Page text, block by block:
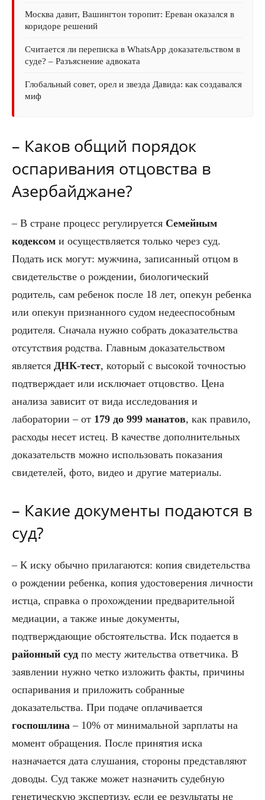
Москва давит, Вашингтон торопит: Ереван оказался в
коридоре решений
Считается ли переписка в WhatsApp доказательством в
суде? – Разъяснение адвоката
Глобальный совет, орел и звезда Давида: как создавался
миф
– Каков общий порядок
оспаривания отцовства в
Азербайджане?
– В стране процесс регулируется Семейным
кодексом и осуществляется только через суд.
Подать иск могут: мужчина, записанный отцом в
свидетельстве о рождении, биологический
родитель, сам ребенок после 18 лет, опекун ребенка
или опекун признанного судом недееспособным
родителя. Сначала нужно собрать доказательства
отсутствия родства. Главным доказательством
является ДНК-тест, который с высокой точностью
подтверждает или исключает отцовство. Цена
анализа зависит от вида исследования и
лаборатории – от 179 до 999 манатов, как правило,
расходы несет истец. В качестве дополнительных
доказательств можно использовать показания
свидетелей, фото, видео и другие материалы.
– Какие документы подаются в
суд?
– К иску обычно прилагаются: копия свидетельства
о рождении ребенка, копия удостоверения личности
истца, справка о прохождении предварительной
медиации, а также иные документы,
подтверждающие обстоятельства. Иск подается в
районный суд по месту жительства ответчика. В
заявлении нужно четко изложить факты, причины
оспаривания и приложить собранные
доказательства. При подаче оплачивается
госпошлина – 10% от минимальной зарплаты на
момент обращения. После принятия иска
назначается дата слушания, стороны представляют
доводы. Суд также может назначить судебную
генетическую экспертизу, если ее результаты не